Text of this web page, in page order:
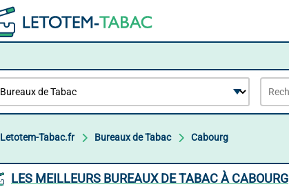
Letotem-Tabac.fr Bureaux de Tabac Cabourg
LES MEILLEURS BUREAUX DE TABAC À CABOURG